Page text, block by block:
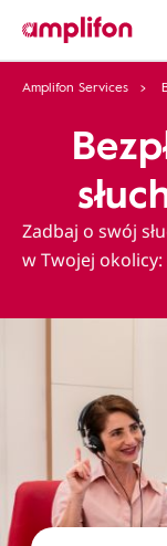
Amplifon Services
Zadbaj o swój
w Twojej